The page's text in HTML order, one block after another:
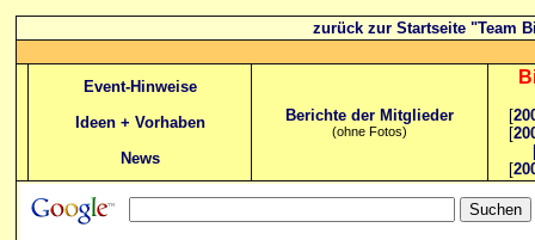
zurück zur Startseite "Team
Event-Hinweise
Ideen + Vorhaben
News
Berichte der Mitglieder
(ohne Fotos)
[
[
[